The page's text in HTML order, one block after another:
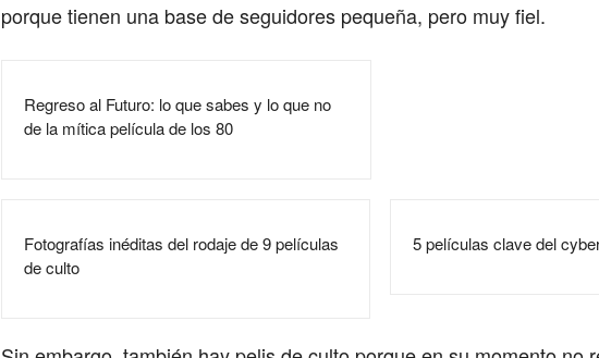
porque tienen una base de seguidores pequeña, pero muy fiel.
Regreso al Futuro: lo que sabes y lo que no
de la mítica película de los 80
Fotografías inéditas del rodaje de 9 películas
de culto
5 películas clave del